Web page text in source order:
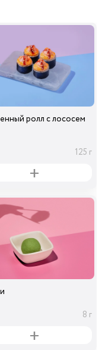
ролл с лососем
125 г
8 г